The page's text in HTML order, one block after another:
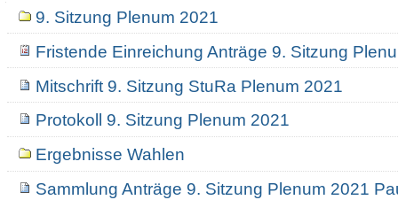
Navigation9. Sitzung Plenum 2021
Fristende Einreichung Anträge 9. Sitzung
Mitschrift 9. Sitzung StuRa Plenum 2021
Protokoll 9. Sitzung Plenum 2021
Ergebnisse Wahlen
Sammlung Anträge 9. Sitzung Plenum 2021